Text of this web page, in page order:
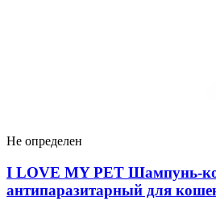
Не определен
I LOVЕ MY PET Шампунь-
антипаразитарный для